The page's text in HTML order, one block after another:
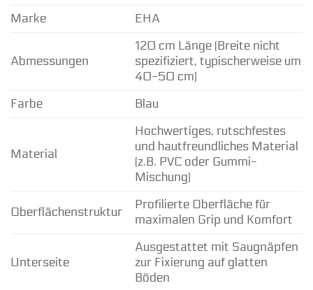
Marke
EHA
Abmessungen
120 cm Länge (Breite nicht
spezifiziert, typischerweise um
40-50 cm)
Farbe
Blau
Material
Hochwertiges, rutschfestes
und hautfreundliches Material
(z.B. PVC oder Gummi-
Mischung)
Oberflächenstruktur
Profilierte Oberfläche für
maximalen Grip und Komfort
Unterseite
Ausgestattet mit Saugnäpfen
zur Fixierung auf glatten
Böden